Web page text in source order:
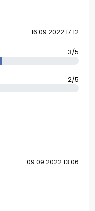
16.09.2022 17:12
3/5
2/5
09.09.2022 13:06